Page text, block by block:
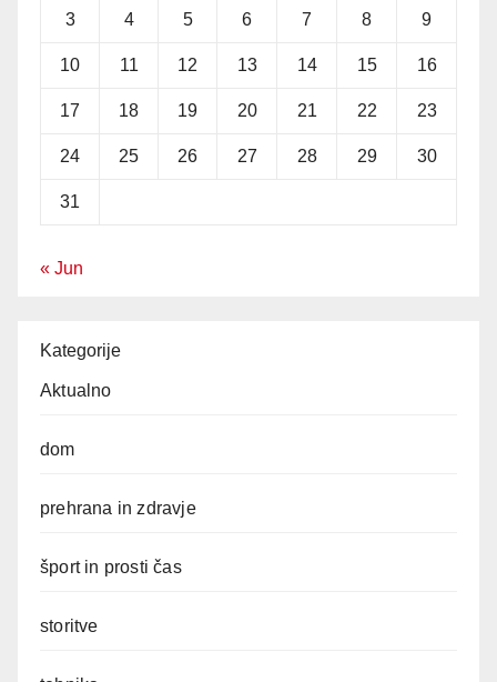
3 4 5 6 7 8 9
10 11 12 13 14 15 16
17 18 19 20 21 22 23
24 25 26 27 28 29 30
31
« Jun
Kategorije
Aktualno
dom
prehrana in zdravje
šport in prosti čas
storitve